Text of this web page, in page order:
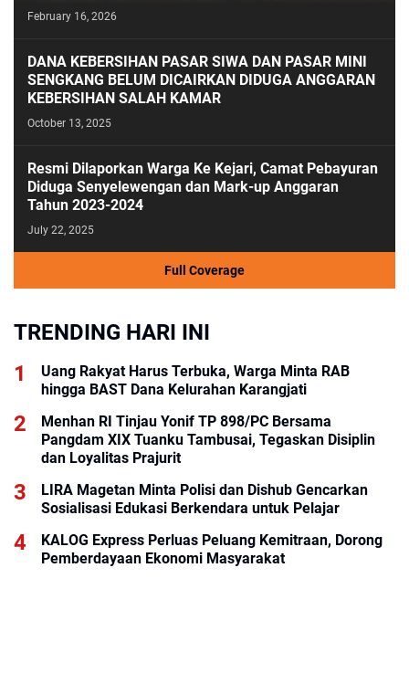
February 16, 2026
DANA KEBERSIHAN PASAR SIWA DAN PASAR MINI
SENGKANG BELUM DICAIRKAN DIDUGA ANGGARAN
KEBERSIHAN SALAH KAMAR
October 13, 2025
Resmi Dilaporkan Warga Ke Kejari, Camat Pebayuran
Diduga Senyelewengan dan Mark-up Anggaran
Tahun 2023-2024
July 22, 2025
Full Coverage
TRENDING HARI INI
Uang Rakyat Harus Terbuka, Warga Minta RAB
hingga BAST Dana Kelurahan Karangjati
Menhan RI Tinjau Yonif TP 898/PC Bersama
Pangdam XIX Tuanku Tambusai, Tegaskan Disiplin
dan Loyalitas Prajurit
LIRA Magetan Minta Polisi dan Dishub Gencarkan
Sosialisasi Edukasi Berkendara untuk Pelajar
KALOG Express Perluas Peluang Kemitraan, Dorong
Pemberdayaan Ekonomi Masyarakat